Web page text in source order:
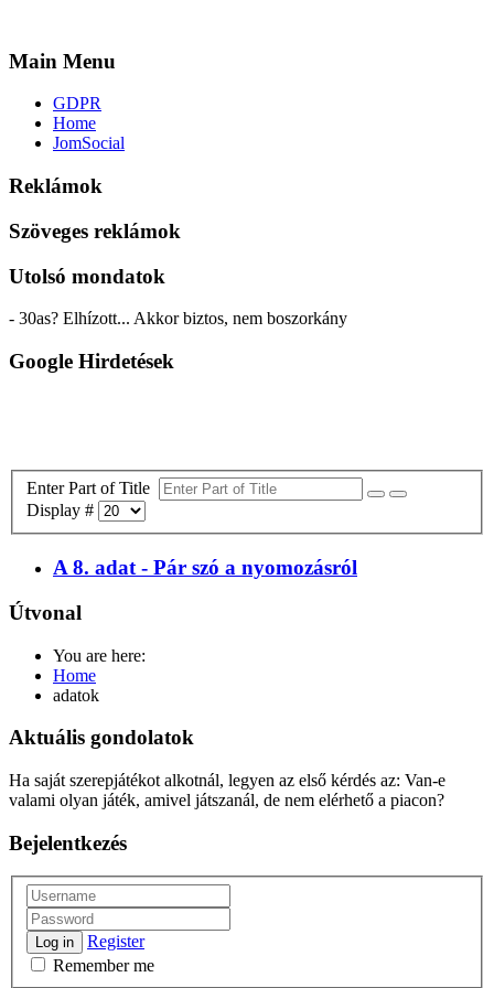
Main Menu
GDPR
Home
JomSocial
Reklámok
Szöveges reklámok
Utolsó mondatok
- 30as? Elhízott... Akkor biztos, nem boszorkány
Google Hirdetések
Enter Part of Title
Display #
A 8. adat - Pár szó a nyomozásról
Útvonal
You are here:
Home
adatok
Aktuális gondolatok
Ha saját szerepjátékot alkotnál, legyen az első kérdés az: Van-e
valami olyan játék, amivel játszanál, de nem elérhető a piacon?
Bejelentkezés
Log in
Register
Remember me